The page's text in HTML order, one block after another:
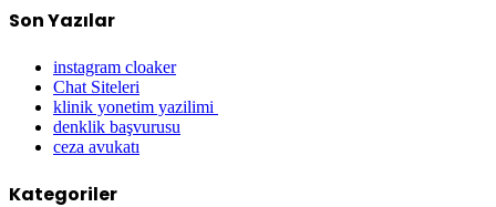
Son Yazılar
instagram cloaker
Chat Siteleri
klinik yonetim yazilimi
denklik başvurusu
ceza avukatı
Kategoriler